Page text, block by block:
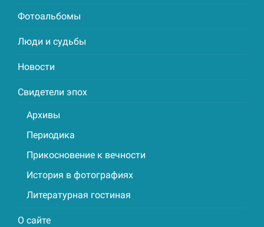
Фотоальбомы
Люди и судьбы
Новости
Свидетели эпох
Архивы
Периодика
Прикосновение к вечности
История в фотографиях
Литературная гостиная
О сайте